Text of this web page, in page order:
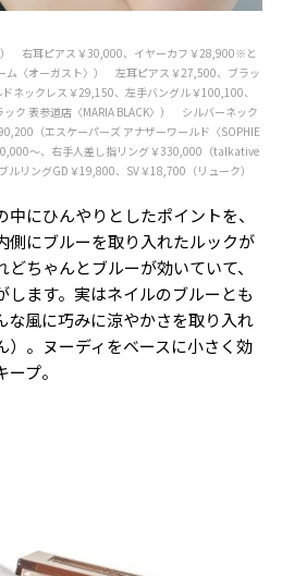
） 右耳ピアス￥30,000、イヤーカフ￥28,900※と
ム〈オーガスト〉） 左耳ピアス￥27,500、ブラッ
ネックレス￥29,150、左手バングル￥100,100、
ク 表参道店〈MARIA BLACK〉） シルバーネック
（エスケーパーズ アナザーワールド〈SOPHIE
～、右手人差し指リング￥330,000（talkative
リングGD￥19,800、SV￥18,700（リューク）
にひんやりとしたポイントを、
側にブルーを取り入れたルックが
ちゃんとブルーが効いていて、
します。実はネイルのブルーとも
な風に巧みに涼やかさを取り入れ
）。ヌーディをベースに小さく効
プ。